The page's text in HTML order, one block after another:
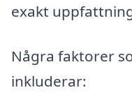
exakt
Några faktorer
inkluderar: